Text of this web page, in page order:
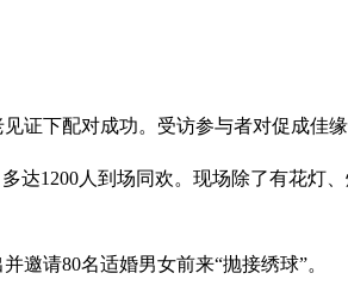
证下配对成功。受访参与者对促成佳缘
达1200人到场同欢。现场除了有花灯
邀请80名适婚男女前来“抛接绣球”。